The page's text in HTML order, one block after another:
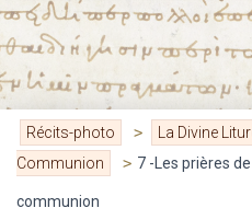
Récits-photo > La Divine
Communion
> 7 -Les prières
communion